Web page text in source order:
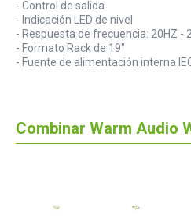
- Control de salida
- Indicación LED de nivel
- Respuesta de frecuencia: 20HZ -
- Formato Rack de 19"
- Fuente de alimentación interna
Combinar Warm Audio